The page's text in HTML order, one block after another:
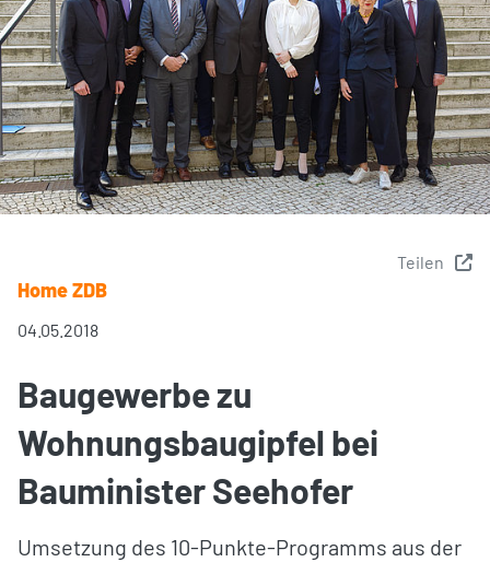
Teilen
Home ZDB
04.05.2018
Baugewerbe zu
Wohnungsbaugipfel bei
Bauminister Seehofer
Umsetzung des 10-Punkte-Programms aus der